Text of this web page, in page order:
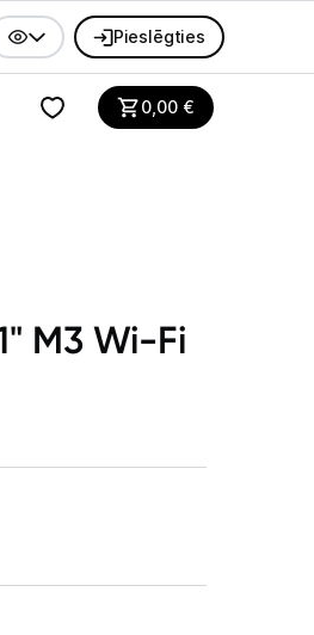
Pieslēgties
0,00€
M3 Wi-Fi